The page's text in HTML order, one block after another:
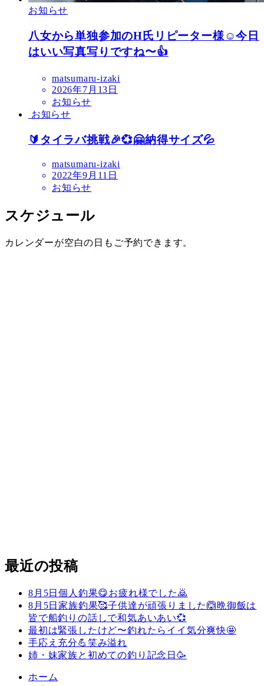
お知らせ
八女から単独参加のH氏リピーター様☺️今日
はいい写真写りですね〜👍
matsumaru-izaki
2026年7月13日
お知らせ
お知らせ
🔰タイラバ挑戦🎉💞🤗納得サイズ💦
matsumaru-izaki
2022年9月11日
お知らせ
スケジュール
カレンダーが空白の日もご予約できます。
最近の投稿
8月5日個人釣果😋お疲れ様でした🙇
8月5日家族釣果🥰子供達が頑張りました🙆晩御飯は
皆で船釣りの話しで和気あいあい💞
最初は緊張したけど〜釣れたらイイ気分爽快🤩
手応え充分💪笑み溢れ
姉・妹家族と初めての釣り記念日🥳
ホーム